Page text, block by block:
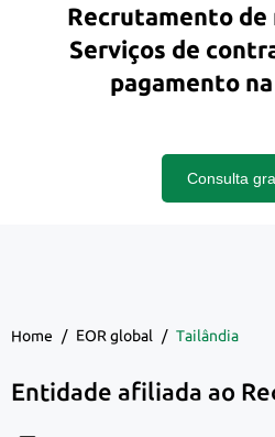
Recrutamento de
Serviços de
pagamento
Consulta
Home / EOR global / Tailândia
Entidade afiliada ao